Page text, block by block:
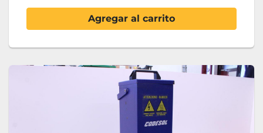
Agregar al carrito